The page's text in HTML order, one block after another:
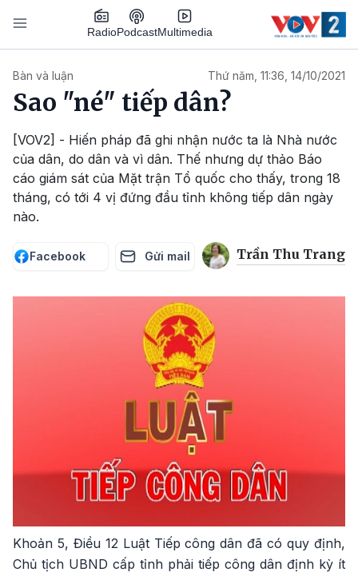
Nhảy đến nội dung
RadioPodcastMultimedia
Bàn và luận Thứ năm, 11:36, 14/10/2021
Sao "né" tiếp dân?
[VOV2] - Hiến pháp đã ghi nhận nước ta là Nhà nước
của dân, do dân và vì dân. Thế nhưng dự thảo Báo
cáo giám sát của Mặt trận Tổ quốc cho thấy, trong 18
tháng, có tới 4 vị đứng đầu tỉnh không tiếp dân ngày
nào.
Facebook Gửi mail Trần Thu Trang
Khoản 5, Điều 12 Luật Tiếp công dân đã có quy định,
Chủ tịch UBND cấp tỉnh phải tiếp công dân định kỳ ít